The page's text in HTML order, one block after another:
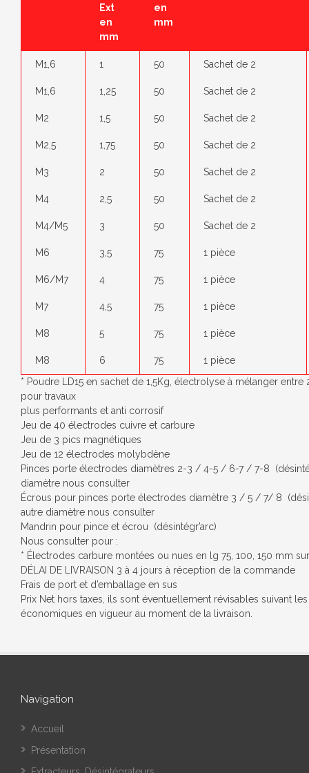
Ext
en
mm
en
mm
M1,6 1 50 Sachet de 2
M1,6 1,25 50 Sachet de 2
M2 1,5 50 Sachet de 2
M2,5 1,75 50 Sachet de 2
M3 2 50 Sachet de 2
M4 2,5 50 Sachet de 2
M4/M5 3 50 Sachet de 2
M6 3,5 75 1 pièce
M6/M7 4 75 1 pièce
M7 4,5 75 1 pièce
M8 5 75 1 pièce
M8 6 75
1 pièce
* Poudre LD15 en sachet de 1,5Kg, électrolyse à mélanger entre
pour travaux
plus performants et anti corrosif
Jeu de 40 électrodes cuivre et carbure
Jeu de 3 pics magnétiques
Jeu de 12 électrodes molybdène
Pinces porte électrodes diamètres 2-3 / 4-5 / 6-7 / 7-8
diamètre nous consulter
Écrous pour pinces porte électrodes diamètre 3 / 5 / 7/ 8
autre diamètre nous consulter
Mandrin pour pince et écrou (désintégr’arc)
Nous consulter pour :
* Électrodes carbure montées ou nues en lg 75, 100, 150 mm
DÉLAI DE LIVRAISON 3 à 4 jours à réception de la commande
Frais de port et d’emballage en sus
Prix Net hors taxes, ils sont éventuellement révisables suivant
économiques en vigueur au moment de la livraison.
Navigation
Accueil
Présentation